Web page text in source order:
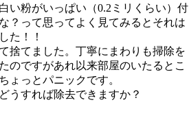
い粉がいっぱい（0.2ミリくらい）付
？って思ってよく見てみるとそれは
た！！
捨てました。丁寧にまわりも掃除を
のですがあれ以来部屋のいたるとこ
ょっとパニックです。
うすれば除去できますか？